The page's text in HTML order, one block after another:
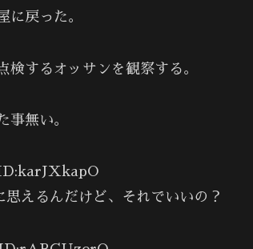
に戻った。
するオッサンを観察する。
事無い。
えるんだけど、それでいいの？